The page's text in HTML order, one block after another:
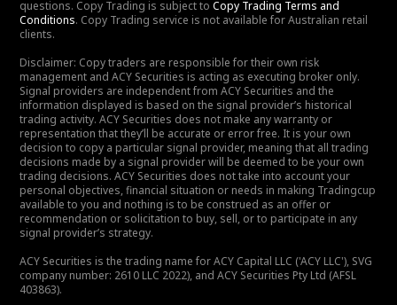
questions. Copy Trading is subject to Copy Trading Terms and
Conditions. Copy Trading service is not available for Australian retail
clients.
Disclaimer: Copy traders are responsible for their own risk
management and ACY Securities is acting as executing broker only.
Signal providers are independent from ACY Securities and the
information displayed is based on the signal provider’s historical
trading activity. ACY Securities does not make any warranty or
representation that they’ll be accurate or error free. It is your own
decision to copy a particular signal provider, meaning that all trading
decisions made by a signal provider will be deemed to be your own
trading decisions. ACY Securities does not take into account your
personal objectives, financial situation or needs in making Tradingcup
available to you and nothing is to be construed as an offer or
recommendation or solicitation to buy, sell, or to participate in any
signal provider’s strategy.
ACY Securities is the trading name for ACY Capital LLC ('ACY LLC'), SVG
company number: 2610 LLC 2022), and ACY Securities Pty Ltd (AFSL
403863).